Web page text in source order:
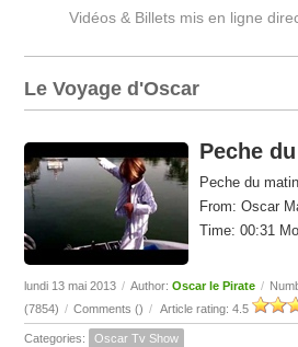
Vidéos & Billets mis en ligne
Le Voyage d'Oscar
Peche
Peche du
From: Oscar
Time: 00:31
lundi 13 mai 2013 / Author:Oscar le Pirate /
(7854) / Comments () / Article rating: 4.5
Categories: Oscar Tv Show